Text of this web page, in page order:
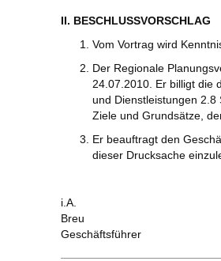
II. BESCHLUSSVORSCHLAG
Vom Vortrag wird
Der Regionale
24.07.2010. Er billigt die
und Dienstleistungen
Ziele und Grundsätze,
Er beauftragt den
dieser Drucksache
i.A.
Breu
Geschäftsführer